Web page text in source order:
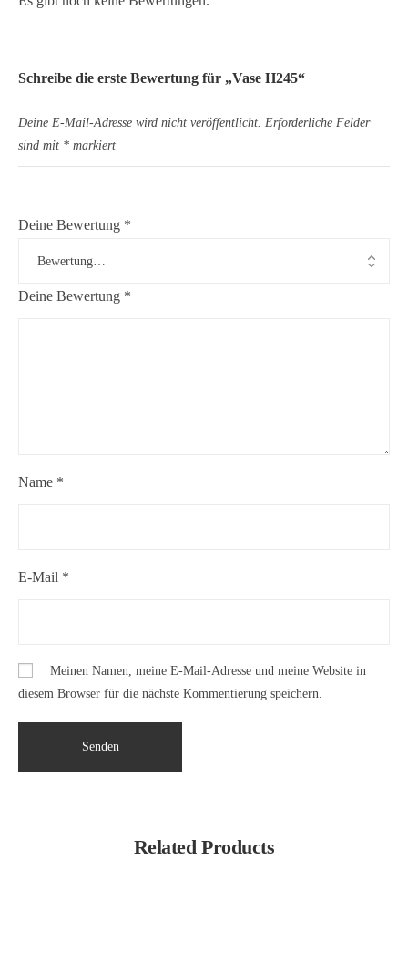
Schreibe die erste Bewertung für „Vase H245“
Deine E-Mail-Adresse wird nicht veröffentlicht. Erforderliche Felder
sind mit * markiert
Deine Bewertung *
Deine Bewertung *
Name *
E-Mail *
Meinen Namen, meine E-Mail-Adresse und meine Website in
diesem Browser für die nächste Kommentierung speichern.
Related Products